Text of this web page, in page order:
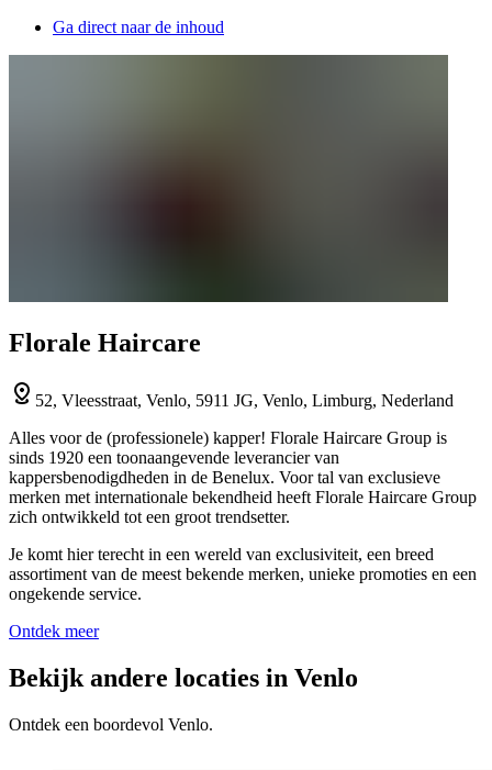
Ga direct naar de inhoud
Florale Haircare
52, Vleesstraat, Venlo, 5911 JG, Venlo, Limburg, Nederland
Alles voor de (professionele) kapper! Florale Haircare Group is
sinds 1920 een toonaangevende leverancier van
kappersbenodigdheden in de Benelux. Voor tal van exclusieve
merken met internationale bekendheid heeft Florale Haircare Group
zich ontwikkeld tot een groot trendsetter.
Je komt hier terecht in een wereld van exclusiviteit, een breed
assortiment van de meest bekende merken, unieke promoties en een
ongekende service.
Ontdek meer
Bekijk andere locaties in Venlo
Ontdek een boordevol Venlo.